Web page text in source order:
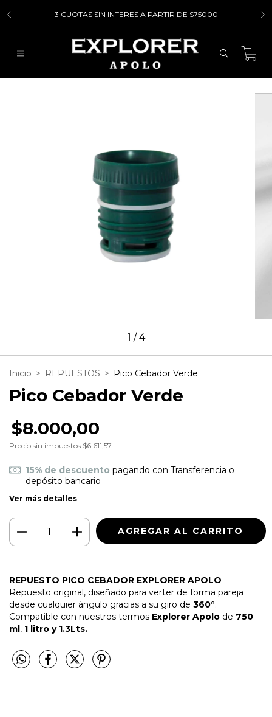
3 CUOTAS SIN INTERES A PARTIR DE $75000
1 /4
Inicio > REPUESTOS > Pico Cebador Verde
Pico Cebador Verde
$8.000,00
Precio sin impuestos $6.611,57
15% de descuento pagando con Transferencia o
depósito bancario
Ver más detalles
REPUESTO PICO CEBADOR EXPLORER APOLO
Repuesto original, diseñado para verter de forma pareja
desde cualquier ángulo gracias a su giro de 360°.
Compatible con nuestros termos Explorer Apolo de 750
ml, 1 litro y 1.3Lts.